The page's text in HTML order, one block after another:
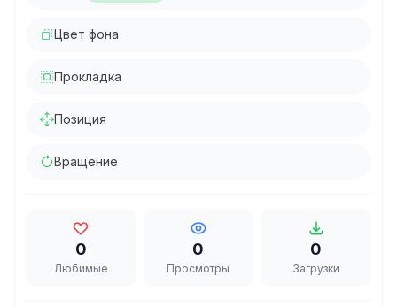
Цвет фона
Прокладка
Позиция
Вращение
0
Любимые
0
Просмотры
0
Загрузки